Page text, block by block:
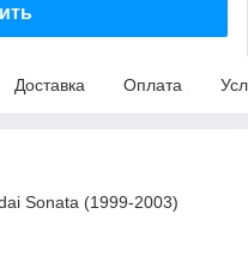
Доставка Оплата
Sonata (1999-2003)